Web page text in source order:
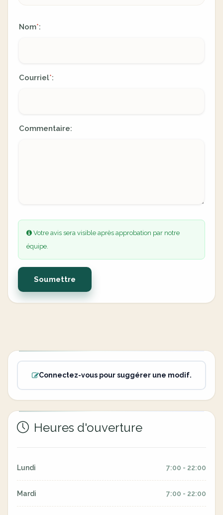
Nom*:
Courriel*:
Commentaire:
Votre avis sera visible après approbation par notre
équipe.
Soumettre
Connectez-vous pour suggérer une modif.
Heures d'ouverture
Lundi 7:00 - 22:00
Mardi 7:00 - 22:00